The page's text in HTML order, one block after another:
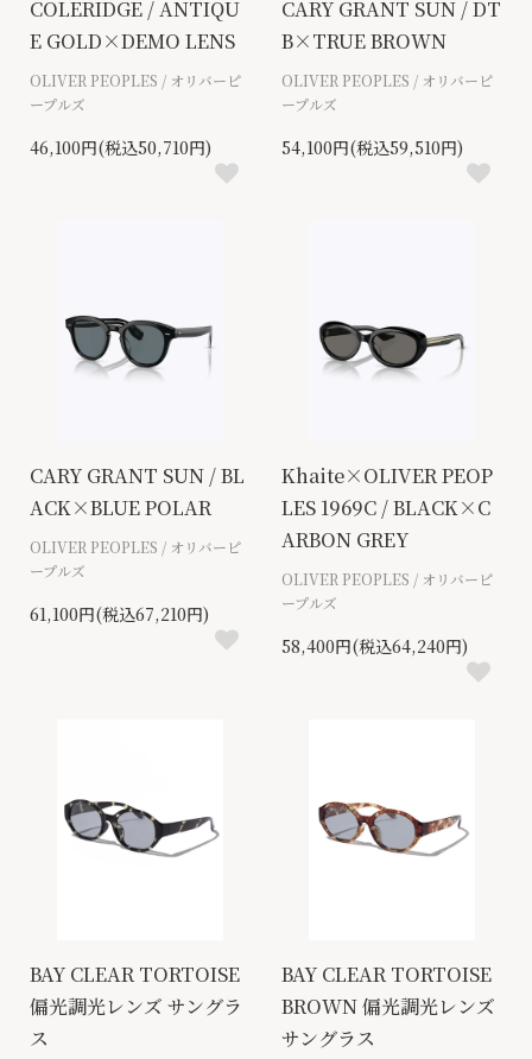
COLERIDGE / ANTIQU
E GOLD×DEMO LENS
OLIVER PEOPLES / オリバーピ
ープルズ
46,100円(税込50,710円)
CARY GRANT SUN / DT
B×TRUE BROWN
OLIVER PEOPLES / オリバーピ
ープルズ
54,100円(税込59,510円)
CARY GRANT SUN / BL
ACK×BLUE POLAR
OLIVER PEOPLES / オリバーピ
ープルズ
61,100円(税込67,210円)
Khaite×OLIVER PEOP
LES 1969C / BLACK×C
ARBON GREY
OLIVER PEOPLES / オリバーピ
ープルズ
58,400円(税込64,240円)
BAY CLEAR TORTOISE
偏光調光レンズ サングラ
ス
BAY CLEAR TORTOISE
BROWN 偏光調光レンズ
サングラス